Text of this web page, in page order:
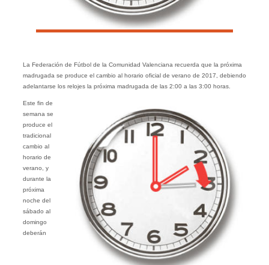
La Federación de Fútbol de la Comunidad Valenciana recuerda que la próxima
madrugada se produce el cambio al horario oficial de verano de 2017, debiendo
adelantarse los relojes la próxima madrugada de las 2:00 a las 3:00 horas.
Este fin de
semana se
produce el
tradicional
cambio al
horario de
verano, y
durante la
próxima
noche del
sábado al
domingo
deberán